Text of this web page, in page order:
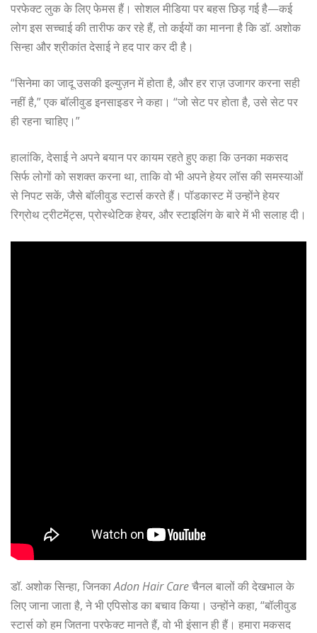
परफेक्ट लुक के लिए फेमस हैं। सोशल मीडिया पर बहस छिड़ गई है—कई
लोग इस सच्चाई की तारीफ कर रहे हैं, तो कईयों का मानना है कि डॉ. अशोक
सिन्हा और श्रीकांत देसाई ने हद पार कर दी है।
“सिनेमा का जादू उसकी इल्युज़न में होता है, और हर राज़ उजागर करना सही
नहीं है,” एक बॉलीवुड इनसाइडर ने कहा। “जो सेट पर होता है, उसे सेट पर
ही रहना चाहिए।”
हालांकि, देसाई ने अपने बयान पर कायम रहते हुए कहा कि उनका मकसद
सिर्फ लोगों को सशक्त करना था, ताकि वो भी अपने हेयर लॉस की समस्याओं
से निपट सकें, जैसे बॉलीवुड स्टार्स करते हैं। पॉडकास्ट में उन्होंने हेयर
रिग्रोथ ट्रीटमेंट्स, प्रोस्थेटिक हेयर, और स्टाइलिंग के बारे में भी सलाह दी।
डॉ. अशोक सिन्हा, जिनकाAdon Hair Careचैनल बालों की देखभाल के
लिए जाना जाता है, ने भी एपिसोड का बचाव किया। उन्होंने कहा, “बॉलीवुड
स्टार्स को हम जितना परफेक्ट मानते हैं, वो भी इंसान ही हैं। हमारा मकसद